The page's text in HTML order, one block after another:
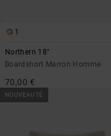
1
Northern 18"
Boardshort Marron Homme
70,00 €
NOUVEAUTÉ